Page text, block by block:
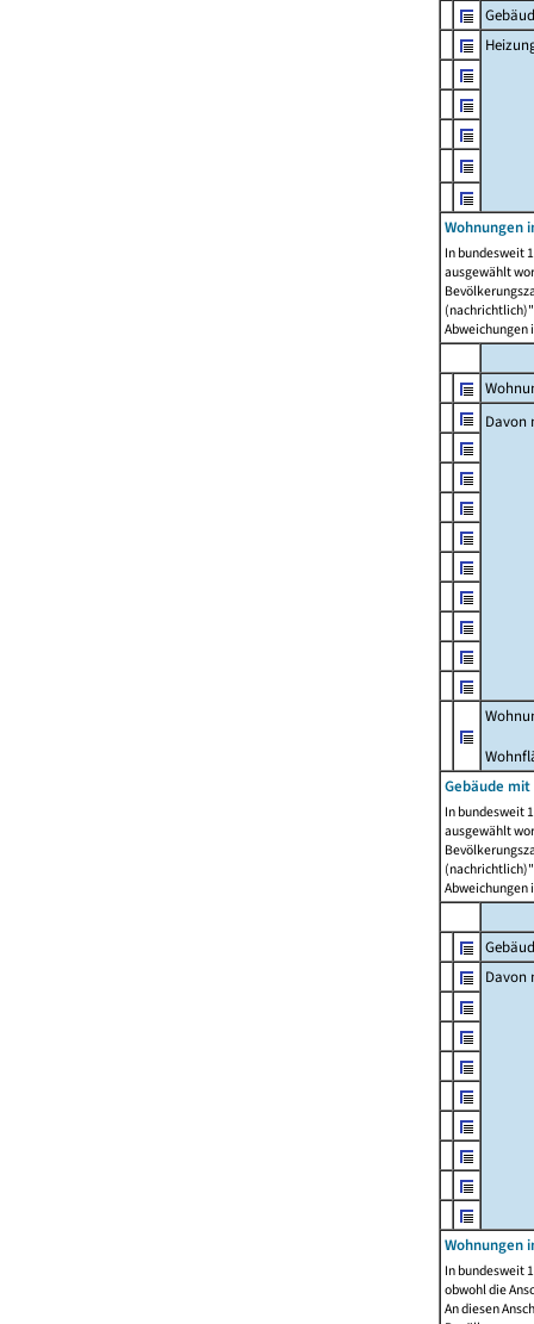
Wohnungen
In bundesweit
ausgewählt
Abweichungen
Davon
Gebäude
In bundesweit
ausgewählt
Abweichungen
Davon
Wohnungen
In bundesweit
obwohl die
An diesen